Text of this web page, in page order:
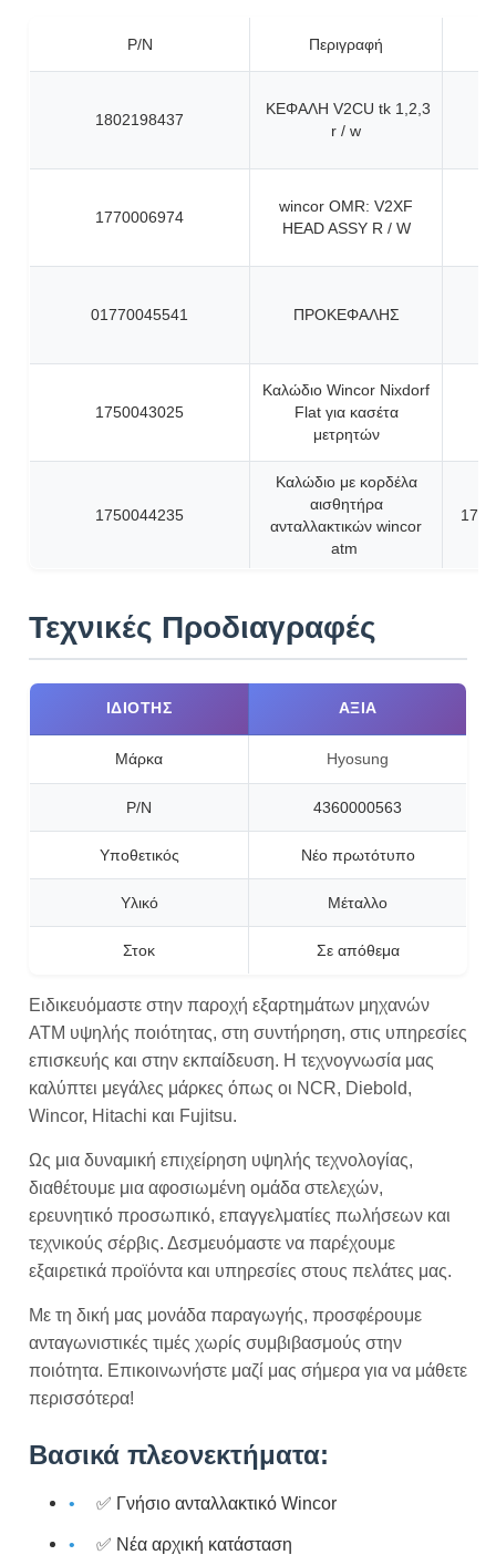
P/N Περιγραφή
1802198437
ΚΕΦΑΛΗ V2CU tk 1,2,3
r / w
1770006974
wincor OMR: V2XF
HEAD ASSY R / W
01770045541 ΠΡΟΚΕΦΑΛΗΣ
1750043025
Καλώδιο Wincor Nixdorf
Flat για κασέτα
μετρητών
1750044235
Καλώδιο με κορδέλα
αισθητήρα
ανταλλακτικών wincor
atm
Τεχνικές Προδιαγραφές
ΙΔΙΌΤΗΣ ΑΞΊΑ
Μάρκα Hyosung
P/N 4360000563
Υποθετικός Νέο πρωτότυπο
Υλικό Μέταλλο
Στοκ Σε απόθεμα
Ειδικευόμαστε στην παροχή εξαρτημάτων μηχανών
ATM υψηλής ποιότητας, στη συντήρηση, στις υπηρεσίες
επισκευής και στην εκπαίδευση. Η τεχνογνωσία μας
καλύπτει μεγάλες μάρκες όπως οι NCR, Diebold,
Wincor, Hitachi και Fujitsu.
Ως μια δυναμική επιχείρηση υψηλής τεχνολογίας,
διαθέτουμε μια αφοσιωμένη ομάδα στελεχών,
ερευνητικό προσωπικό, επαγγελματίες πωλήσεων και
τεχνικούς σέρβις. Δεσμευόμαστε να παρέχουμε
εξαιρετικά προϊόντα και υπηρεσίες στους πελάτες μας.
Με τη δική μας μονάδα παραγωγής, προσφέρουμε
ανταγωνιστικές τιμές χωρίς συμβιβασμούς στην
ποιότητα. Επικοινωνήστε μαζί μας σήμερα για να μάθετε
περισσότερα!
Βασικά πλεονεκτήματα:
✅ Γνήσιο ανταλλακτικό Wincor
✅ Νέα αρχική κατάσταση